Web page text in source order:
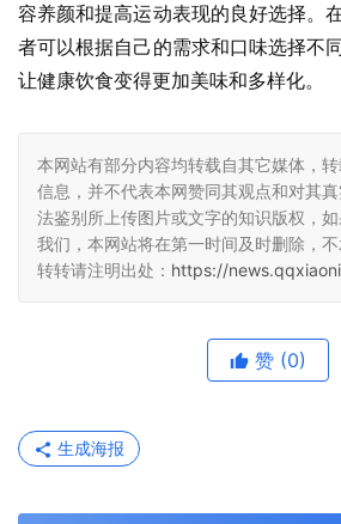
容养颜和提高运动表现的良好选择。
者可以根据自己的需求和口味选择不
让健康饮食变得更加美味和多样化。
本网站有部分内容均转载自其它媒体，
信息，并不代表本网赞同其观点和对其
法鉴别所上传图片或文字的知识版权，
我们，本网站将在第一时间及时删除，不
转转请注明出处： https://
赞 (0)
生成海报